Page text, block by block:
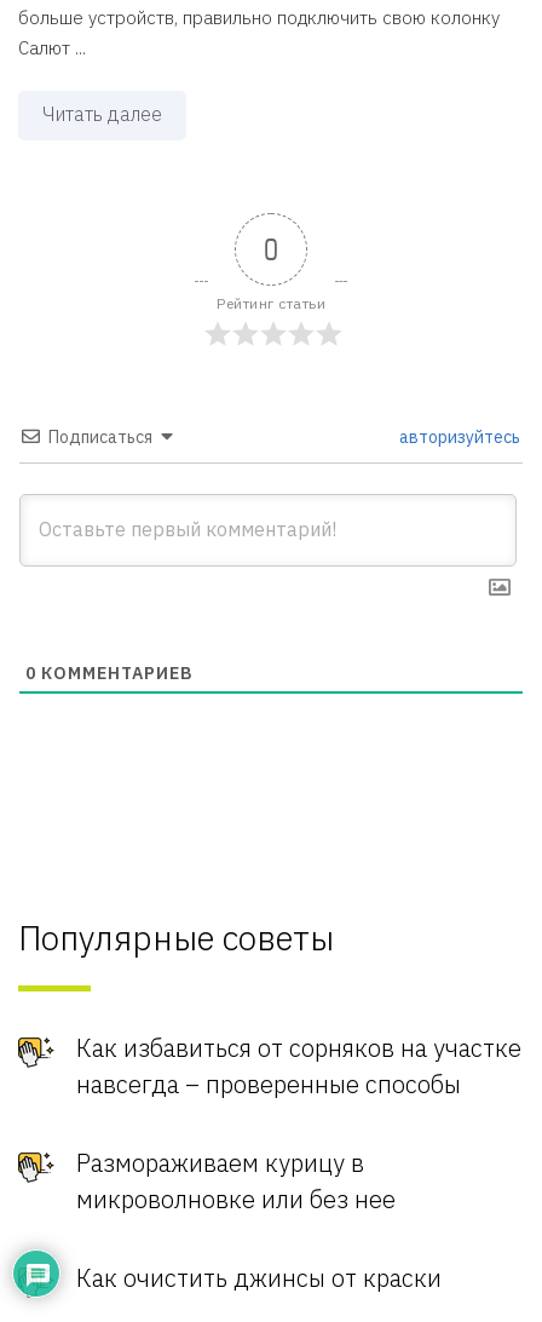
больше устройств, правильно подключить свою колонку
Салют ...
Читать далее
0
Рейтинг статьи
Подписаться авторизуйтесь
0 КОММЕНТАРИЕВ
Популярные советы
Как избавиться от сорняков на участке
навсегда – проверенные способы
Размораживаем курицу в
микроволновке или без нее
Как очистить джинсы от краски